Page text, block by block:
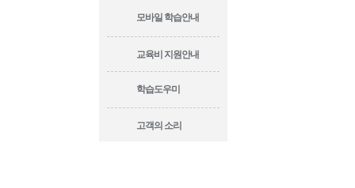
모바일 학습안내
교육비 지원안내
학습도우미
고객의 소리